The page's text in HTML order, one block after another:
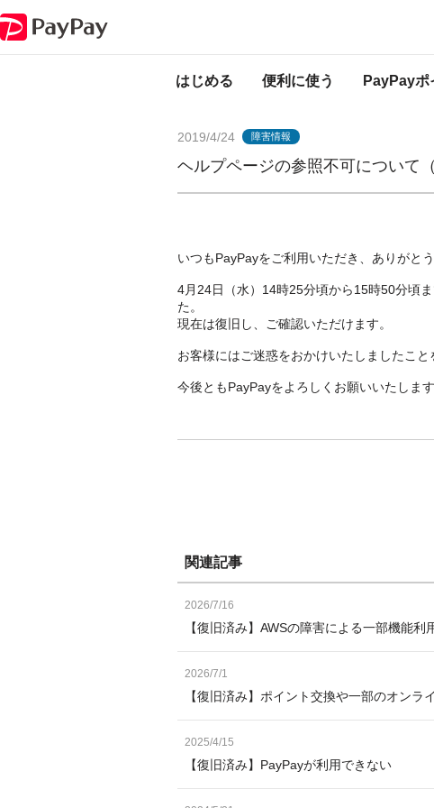
はじめる 便利に使う PayPayポ
2019/4/24 障害情報
ヘルプページの参照不可について
いつもPayPayをご利用いただき、ありがとう
4月24日（水）14時25分頃から15時50分頃
た。
現在は復旧し、ご確認いただけます。
お客様にはご迷惑をおかけいたしましたこと
今後ともPayPayをよろしくお願いいたします
関連記事
2026/7/16
【復旧済み】AWSの障害による一部機能利
2026/7/1
【復旧済み】ポイント交換や一部のオンラ
2025/4/15
【復旧済み】PayPayが利用できない